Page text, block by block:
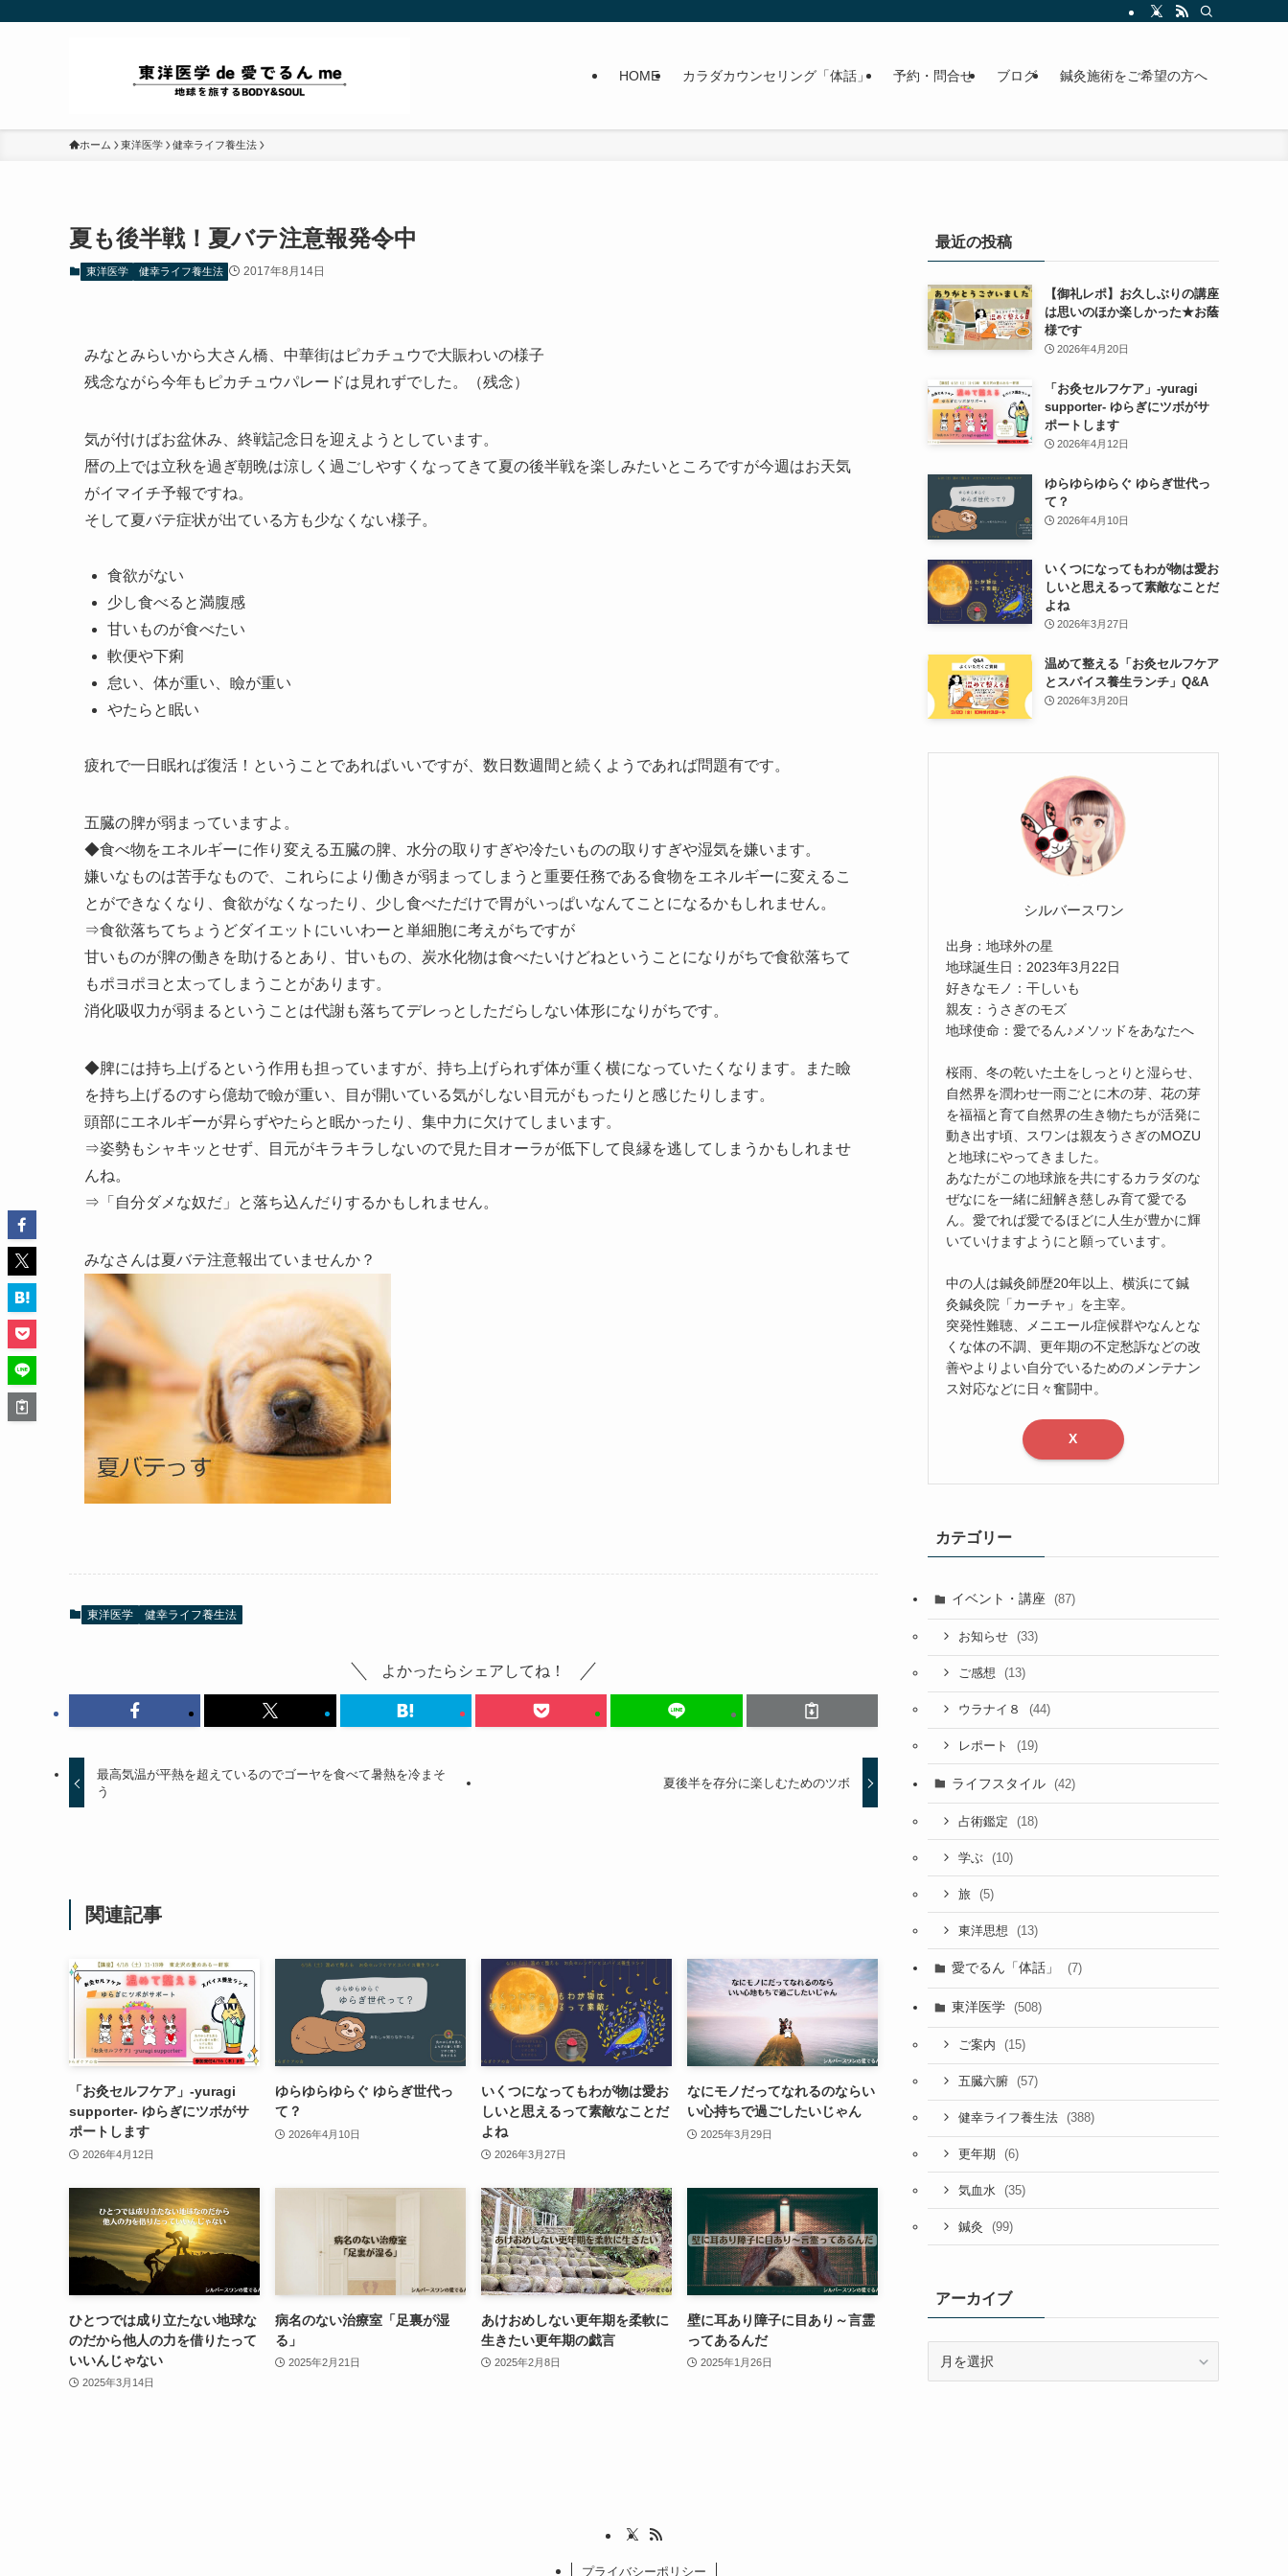
HOME カラダカウンセリング「体話」 予約・問合せ ブログ 鍼灸施術をご希望の方へ
ホーム 東洋医学 健幸ライフ養生法
夏も後半戦！夏バテ注意報発令中
東洋医学 健幸ライフ養生法 2017年8月14日
みなとみらいから大さん橋、中華街はピカチュウで大賑わいの様子
残念ながら今年もピカチュウパレードは見れずでした。（残念）
気が付けばお盆休み、終戦記念日を迎えようとしています。
暦の上では立秋を過ぎ朝晩は涼しく過ごしやすくなってきて夏の後半戦を楽しみたいところですが今週はお天気
がイマイチ予報ですね。
そして夏バテ症状が出ている方も少なくない様子。
食欲がない
少し食べると満腹感
甘いものが食べたい
軟便や下痢
怠い、体が重い、瞼が重い
やたらと眠い
疲れで一日眠れば復活！ということであればいいですが、数日数週間と続くようであれば問題有です。
五臓の脾が弱まっていますよ。
◆食べ物をエネルギーに作り変える五臓の脾、水分の取りすぎや冷たいものの取りすぎや湿気を嫌います。
嫌いなものは苦手なもので、これらにより働きが弱まってしまうと重要任務である食物をエネルギーに変えるこ
とができなくなり、食欲がなくなったり、少し食べただけで胃がいっぱいなんてことになるかもしれません。
⇒食欲落ちてちょうどダイエットにいいわーと単細胞に考えがちですが
甘いものが脾の働きを助けるとあり、甘いもの、炭水化物は食べたいけどねということになりがちで食欲落ちて
もポヨポヨと太ってしまうことがあります。
消化吸収力が弱まるということは代謝も落ちてデレっとしただらしない体形になりがちです。
◆脾には持ち上げるという作用も担っていますが、持ち上げられず体が重く横になっていたくなります。また瞼
を持ち上げるのすら億劫で瞼が重い、目が開いている気がしない目元がもったりと感じたりします。
頭部にエネルギーが昇らずやたらと眠かったり、集中力に欠けてしまいます。
⇒姿勢もシャキッとせず、目元がキラキラしないので見た目オーラが低下して良縁を逃してしまうかもしれませ
んね。
⇒「自分ダメな奴だ」と落ち込んだりするかもしれません。
みなさんは夏バテ注意報出ていませんか？
東洋医学 健幸ライフ養生法
よかったらシェアしてね！
最高気温が平熱を超えているのでゴーヤを食べて暑熱を冷まそ
う
夏後半を存分に楽しむためのツボ
関連記事
「お灸セルフケア」-yuragi
supporter- ゆらぎにツボがサ
ポートします
2026年4月12日
ゆらゆらゆらぐ ゆらぎ世代っ
て？
2026年4月10日
いくつになってもわが物は愛お
しいと思えるって素敵なことだ
よね
2026年3月27日
なにモノだってなれるのならい
い心持ちで過ごしたいじゃん
2025年3月29日
ひとつでは成り立たない地球な
のだから他人の力を借りたって
いいんじゃない
2025年3月14日
病名のない治療室「足裏が湿
る」
2025年2月21日
あけおめしない更年期を柔軟に
生きたい更年期の戯言
2025年2月8日
壁に耳あり障子に目あり～言霊
ってあるんだ
2025年1月26日
最近の投稿
【御礼レポ】お久しぶりの講座
は思いのほか楽しかった★お蔭
様です
2026年4月20日
「お灸セルフケア」-yuragi
supporter- ゆらぎにツボがサ
ポートします
2026年4月12日
ゆらゆらゆらぐ ゆらぎ世代っ
て？
2026年4月10日
いくつになってもわが物は愛お
しいと思えるって素敵なことだ
よね
2026年3月27日
温めて整える「お灸セルフケア
とスパイス養生ランチ」Q&A
2026年3月20日
シルバースワン
出身：地球外の星
地球誕生日：2023年3月22日
好きなモノ：干しいも
親友：うさぎのモズ
地球使命：愛でるん♪メソッドをあなたへ
桜雨、冬の乾いた土をしっとりと湿らせ、
自然界を潤わせ一雨ごとに木の芽、花の芽
を福福と育て自然界の生き物たちが活発に
動き出す頃、スワンは親友うさぎのMOZU
と地球にやってきました。
あなたがこの地球旅を共にするカラダのな
ぜなにを一緒に紐解き慈しみ育て愛でる
ん。愛でれば愛でるほどに人生が豊かに輝
いていけますようにと願っています。
中の人は鍼灸師歴20年以上、横浜にて鍼
灸鍼灸院「カーチャ」を主宰。
突発性難聴、メニエール症候群やなんとな
くな体の不調、更年期の不定愁訴などの改
善やよりよい自分でいるためのメンテナン
ス対応などに日々奮闘中。
X
カテゴリー
イベント・講座 (87)
お知らせ (33)
ご感想 (13)
ウラナイ８ (44)
レポート (19)
ライフスタイル (42)
占術鑑定 (18)
学ぶ (10)
旅 (5)
東洋思想 (13)
愛でるん「体話」 (7)
東洋医学 (508)
ご案内 (15)
五臓六腑 (57)
健幸ライフ養生法 (388)
更年期 (6)
気血水 (35)
鍼灸 (99)
アーカイブ
プライバシーポリシー